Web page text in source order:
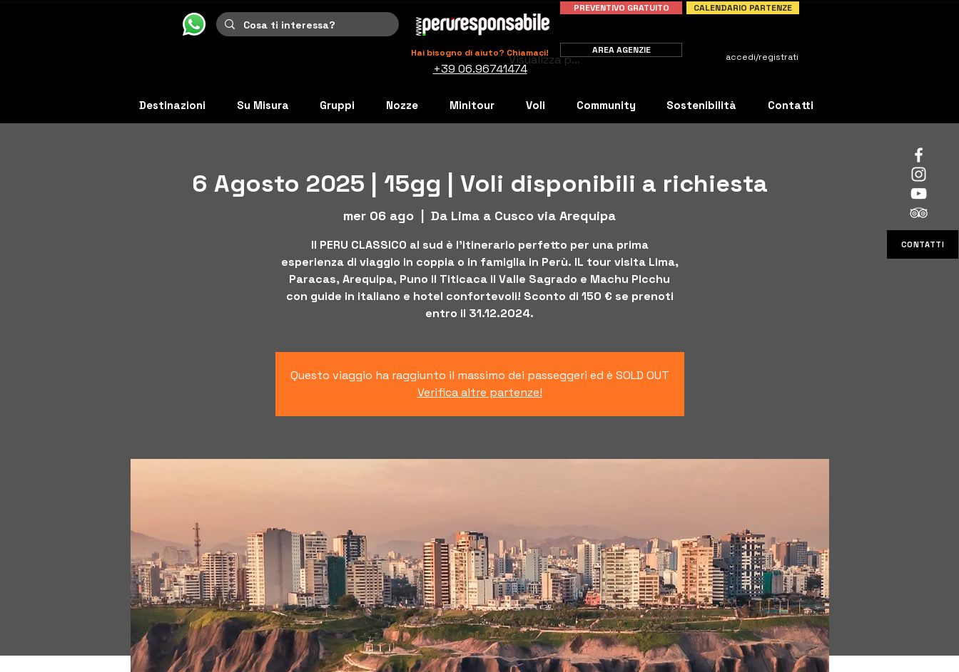
CONTATTI
Hai bisogno di aiuto? Chiamaci!
+39 06.96741474
PREVENTIVO GRATUITO CALENDARIO PARTENZE
accedi/registrati
AREA AGENZIE
Destinazioni Su Misura Gruppi Nozze Minitour Voli Community Sostenibilità Contatti
Visualizza punti
6 Agosto 2025 | 15gg | Voli disponibili a richiesta
mer 06 ago Da Lima a Cusco via Arequipa
Il PERU CLASSICO al sud è l'itinerario perfetto per una prima
esperienza di viaggio in coppia o in famiglia in Perù. IL tour visita Lima,
Paracas, Arequipa, Puno il Titicaca il Valle Sagrado e Machu PIcchu
con guide in italiano e hotel confortevoli! Sconto di 150 € se prenoti
entro il 31.12.2024.
Questo viaggio ha raggiunto il massimo dei passeggeri ed è SOLD OUT
Verifica altre partenze!